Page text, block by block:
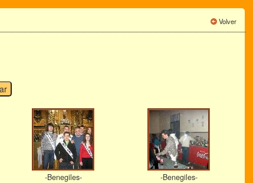
Volver
-Benegiles-
-Benegiles-